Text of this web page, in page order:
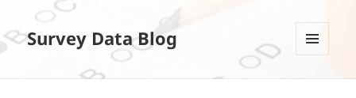
Survey Data Blog